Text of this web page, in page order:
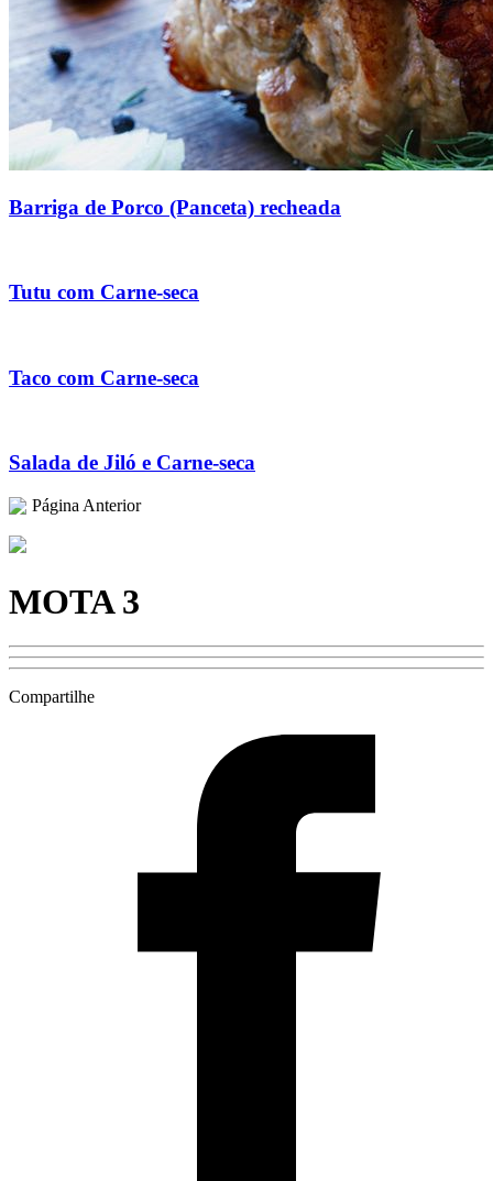
Barriga de Porco (Panceta) recheada
Tutu com Carne-seca
Taco com Carne-seca
Salada de Jiló e Carne-seca
Página Anterior
MOTA 3
Compartilhe